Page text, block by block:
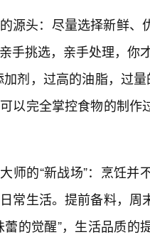
源头：尽量选择新鲜
手挑选，亲手处理，你
加剂，过高的油脂，过
以完全掌控食物的制
师的“新战场”：烹饪
常生活。提前备料，
蕾的觉醒”，生活品质